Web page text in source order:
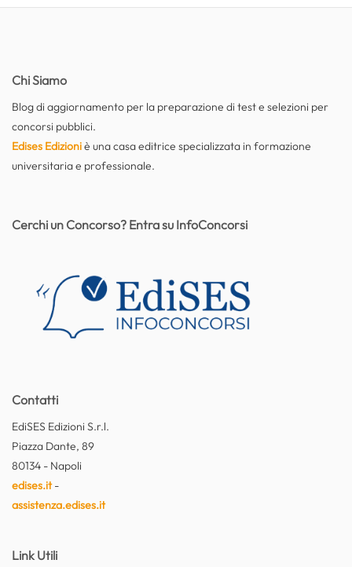
Chi Siamo
Blog di aggiornamento per la preparazione di test e selezioni per
concorsi pubblici.
Edises Edizioniè una casa editrice specializzata in formazione
universitaria e professionale.
Contatti
EdiSES Edizioni S.r.l.
Piazza Dante, 89
80134 - Napoli
edises.it-
assistenza.edises.it
Link Utili
Cerchi un Concorso? Entra su InfoConcorsi